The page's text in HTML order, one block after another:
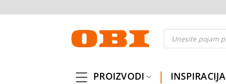
to
Products
search
PROIZVODI INSPIRACIJA